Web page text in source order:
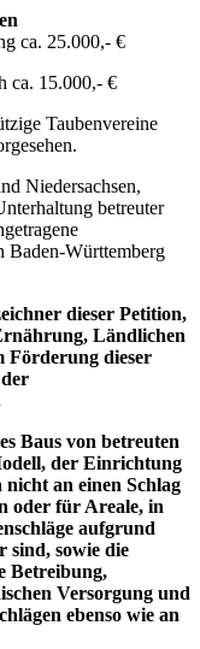
ca. 25.000,- €
ca. 15.000,- €
Taubenvereine
Niedersachsen,
betreuter
Baden-Württemberg
dieser Petition,
Ländlichen
Förderung dieser
Baus von betreuten
der Einrichtung
an einen Schlag
oder für Areale, in
aufgrund
sind, sowie die
Betreibung,
Versorgung und
ebenso wie an